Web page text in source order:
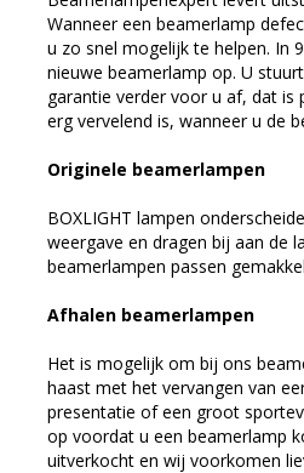
Wanneer een beamerlamp
u zo snel mogelijk te helpen. In
nieuwe beamerlamp op. U
garantie verder voor u af, dat is
erg vervelend is, wanneer u de
Originele beamerlampen
BOXLIGHT lampen
weergave en dragen bij aan de
beamerlampen passen
Afhalen beamerlampen
Het is mogelijk om bij ons
haast met het vervangen van
presentatie of een groot
op voordat u een beamerlamp
uitverkocht en wij voorkomen